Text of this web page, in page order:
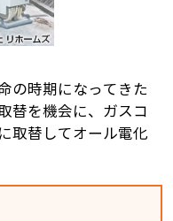
の時期になってきた
替を機会に、ガスコ
取替してオール電化